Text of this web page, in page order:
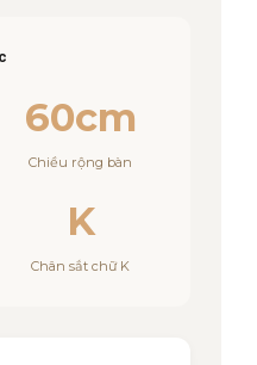
60cm
Chiều rộng bàn
K
Chân sắt chữ K